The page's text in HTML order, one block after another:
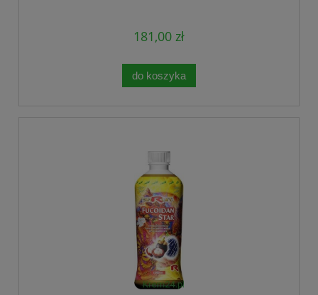
181,00 zł
do koszyka